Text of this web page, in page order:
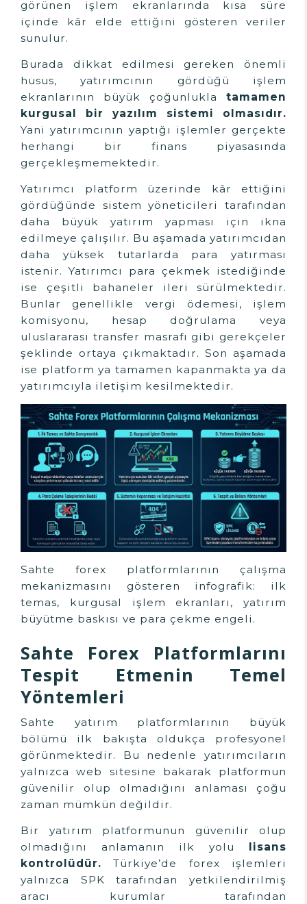
görünen işlem ekranlarında kısa süre
içinde kâr elde ettiğini gösteren veriler
sunulur.
Burada dikkat edilmesi gereken önemli
husus, yatırımcının gördüğü işlem
ekranlarının büyük çoğunlukla tamamen
kurgusal bir yazılım sistemi olmasıdır.
Yani yatırımcının yaptığı işlemler gerçekte
herhangi bir finans piyasasında
gerçekleşmemektedir.
Yatırımcı platform üzerinde kâr ettiğini
gördüğünde sistem yöneticileri tarafından
daha büyük yatırım yapması için ikna
edilmeye çalışılır. Bu aşamada yatırımcıdan
daha yüksek tutarlarda para yatırması
istenir. Yatırımcı para çekmek istediğinde
ise çeşitli bahaneler ileri sürülmektedir.
Bunlar genellikle vergi ödemesi, işlem
komisyonu, hesap doğrulama veya
uluslararası transfer masrafı gibi gerekçeler
şeklinde ortaya çıkmaktadır. Son aşamada
ise platform ya tamamen kapanmakta ya da
yatırımcıyla iletişim kesilmektedir.
Sahte forex platformlarının çalışma
mekanizmasını gösteren infografik: ilk
temas, kurgusal işlem ekranları, yatırım
büyütme baskısı ve para çekme engeli.
Sahte Forex Platformlarını
Tespit Etmenin Temel
Yöntemleri
Sahte yatırım platformlarının büyük
bölümü ilk bakışta oldukça profesyonel
görünmektedir. Bu nedenle yatırımcıların
yalnızca web sitesine bakarak platformun
güvenilir olup olmadığını anlaması çoğu
zaman mümkün değildir.
Bir yatırım platformunun güvenilir olup
olmadığını anlamanın ilk yolu
lisans
kontrolüdür. Türkiye’de forex işlemleri
yalnızca SPK tarafından yetkilendirilmiş
aracı kurumlar tarafından